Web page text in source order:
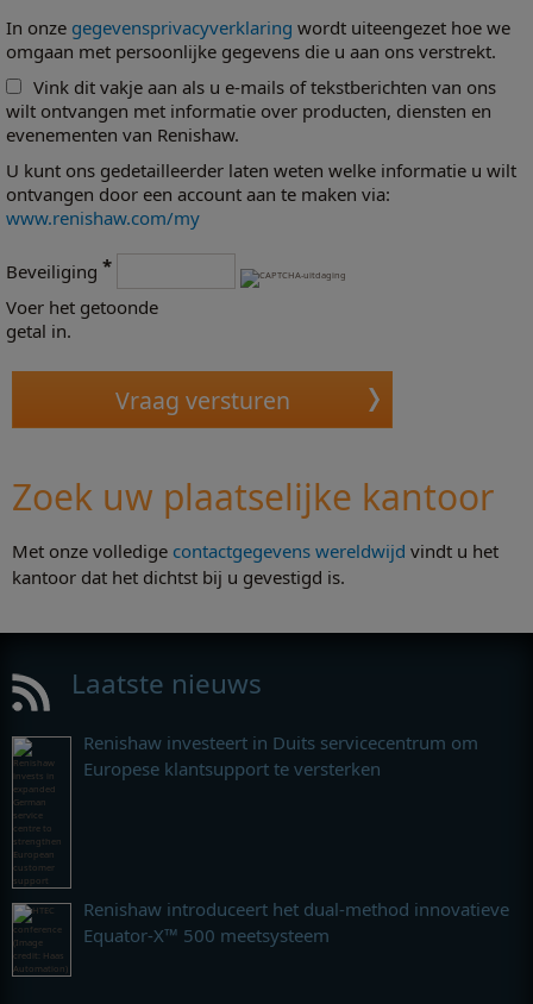
In onze gegevensprivacyverklaring wordt uiteengezet hoe we
omgaan met persoonlijke gegevens die u aan ons verstrekt.
Vink dit vakje aan als u e-mails of tekstberichten van ons
wilt ontvangen met informatie over producten, diensten en
evenementen van Renishaw.
U kunt ons gedetailleerder laten weten welke informatie u wilt
ontvangen door een account aan te maken via:
www.renishaw.com/my
Beveiliging *
Voer het getoonde
getal in.
Zoek uw plaatselijke kantoor
Met onze volledige contactgegevens wereldwijd vindt u het
kantoor dat het dichtst bij u gevestigd is.
Laatste nieuws
Renishaw investeert in Duits servicecentrum om
Europese klantsupport te versterken
Renishaw introduceert het dual-method innovatieve
Equator-X™ 500 meetsysteem